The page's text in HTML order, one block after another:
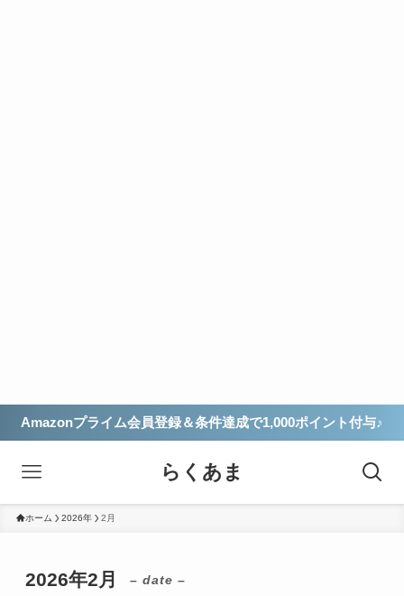
Amazonプライム会員登録＆条件達成で1,000ポイント付与♪
らくあま
ホーム 2026年 2月
2026年2月 – date –